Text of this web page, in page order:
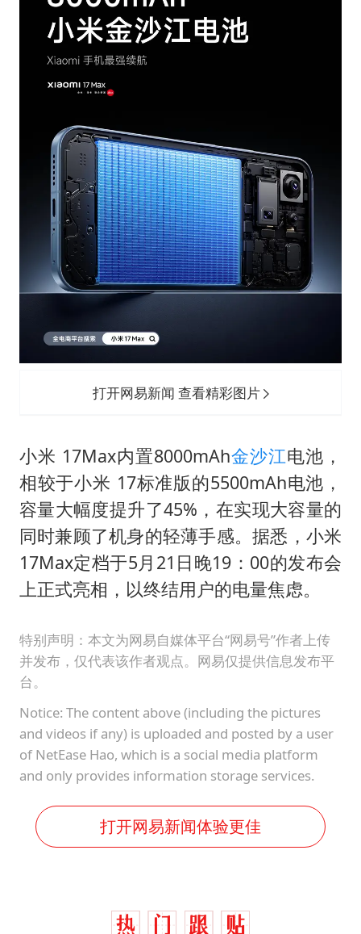
打开网易新闻 查看精彩图片
小米 17Max内置8000mAh金沙江电池，
相较于小米 17标准版的5500mAh电池，
容量大幅度提升了45%，在实现大容量的
同时兼顾了机身的轻薄手感。据悉，小米
17Max定档于5月21日晚19：00的发布会
上正式亮相，以终结用户的电量焦虑。
特别声明：本文为网易自媒体平台“网易号”作者上传
并发布，仅代表该作者观点。网易仅提供信息发布平
台。
Notice: The content above (including the pictures
and videos if any) is uploaded and posted by a user
of NetEase Hao, which is a social media platform
and only provides information storage services.
打开网易新闻体验更佳